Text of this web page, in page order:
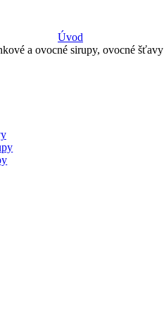
Úvod
a ovocné sirupy, ovocné šťavy